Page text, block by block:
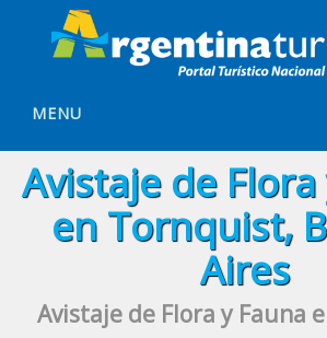
MENU
Avistaje de
en Tornquist,
Aires
Avistaje de Flora y Fauna